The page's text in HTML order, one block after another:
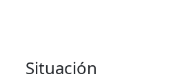
* Calentador.
Situación